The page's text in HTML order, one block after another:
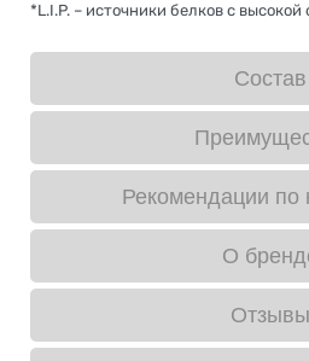
*L.I.P. – источники белков с
Состав
Рекомендации по
О
Отзывы